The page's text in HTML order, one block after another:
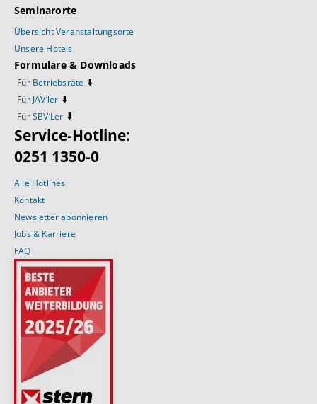
Seminarorte
Übersicht Veranstaltungsorte
Unsere Hotels
Formulare & Downloads
Für Betriebsräte ⬇️
Für JAV’ler ⬇️
Für SBV’Ler ⬇️
Service-Hotline:
0251 1350-0
Alle Hotlines
Kontakt
Newsletter abonnieren
Jobs & Karriere
FAQ